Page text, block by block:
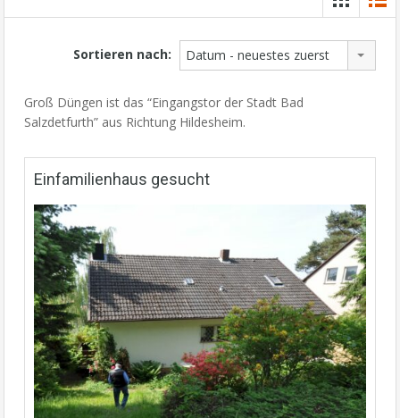
Sortieren nach: Datum - neuestes zuerst
Groß Düngen ist das “Eingangstor der Stadt Bad
Salzdetfurth” aus Richtung Hildesheim.
Einfamilienhaus gesucht